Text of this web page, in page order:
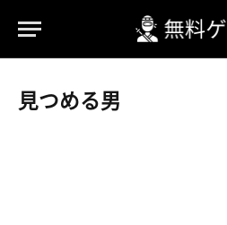
見つめる男